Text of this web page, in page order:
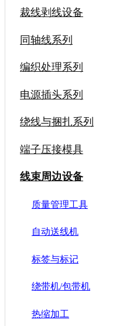
裁线剥线设备
同轴线系列
编织处理系列
电源插头系列
绕线与捆扎系列
端子压接模具
线束周边设备
质量管理工具
自动送线机
标签与标记
绕带机/包带机
热缩加工